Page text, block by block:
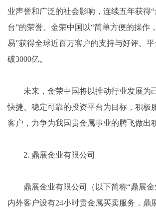
业声誉和广泛的社会影响，连续五年获得
台”的荣誉。金荣中国以“简单方便的操作
易”获得全球近百万客户的支持与好评。
破3000亿。
未来，金荣中国将以推动行业发展为
快捷、稳定可靠的投资平台为目标，积极
客户，力争为我国贵金属事业的腾飞做出
2. 鼎展金业有限公司
鼎展金业有限公司（以下简称“鼎展金
内外客户设有24小时贵金属买卖服务，鼎